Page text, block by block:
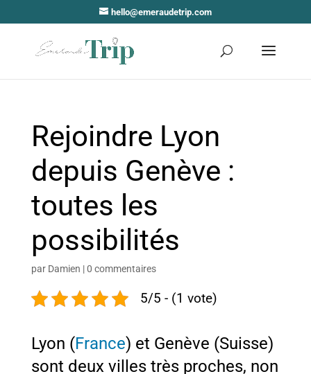
hello@emeraudetrip.com
Rejoindre Lyon
depuis Genève :
toutes les
possibilités
par Damien |0 commentaires
5/5 - (1 vote)
Lyon (France) et Genève (Suisse)
sont deux villes très proches, non